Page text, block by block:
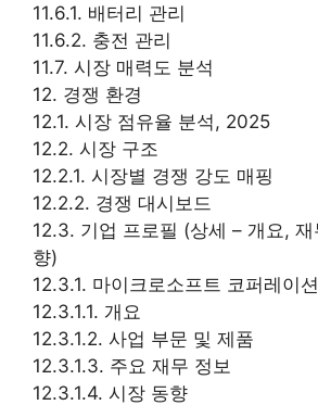
11.6.1. 배터리 관리
11.6.2. 충전 관리
11.7. 시장 매력도 분석
12. 경쟁 환경
12.1. 시장 점유율 분석, 2025
12.2. 시장 구조
12.2.1. 시장별 경쟁 강도 매핑
12.2.2. 경쟁 대시보드
12.3. 기업 프로필 (상세 – 개요,
향)
12.3.1. 마이크로소프트 코퍼레이션
12.3.1.1. 개요
12.3.1.2. 사업 부문 및 제품
12.3.1.3. 주요 재무 정보
12.3.1.4. 시장 동향